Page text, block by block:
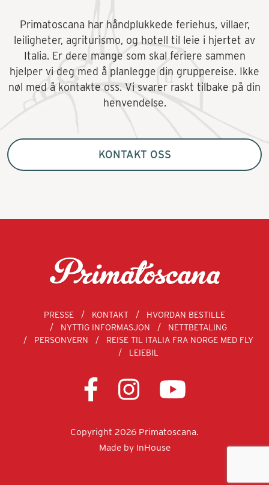
Primatoscana har håndplukkede feriehus, villaer,
leiligheter, agriturismo, og hotell til leie i hjertet av
Italia. Er dere mange som skal feriere sammen
hjelper vi deg med å planlegge din gruppereise. Ikke
nøl med å kontakte oss. Vi svarer raskt tilbake på din
henvendelse.
KONTAKT OSS
PRESSE KONTAKT
HVORDAN BESTILLE
NYTTIG INFORMASJON
NETTBETALING
PERSONVERN
REISE TIL ITALIA FRA NORGE MED FLY
LEIEBIL
Copyright 2026 Primatoscana.
Made by InHouse